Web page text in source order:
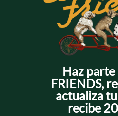
Haz parte
FRIENDS,
actualiza
recibe